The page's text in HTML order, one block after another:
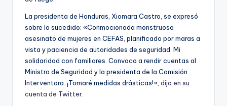
La presidenta de Honduras, Xiomara Castro, se expresó
sobre lo sucedido: «Conmocionada monstruoso
asesinato de mujeres en CEFAS, planificado por maras a
vista y paciencia de autoridades de seguridad. Mi
solidaridad con familiares. Convoco a rendir cuentas al
Ministro de Seguridad y la presidenta de la Comisión
Interventora. ¡Tomaré medidas drásticas!», dijo en su
cuenta de Twitter.